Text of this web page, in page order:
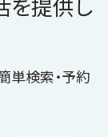
単検索・予約